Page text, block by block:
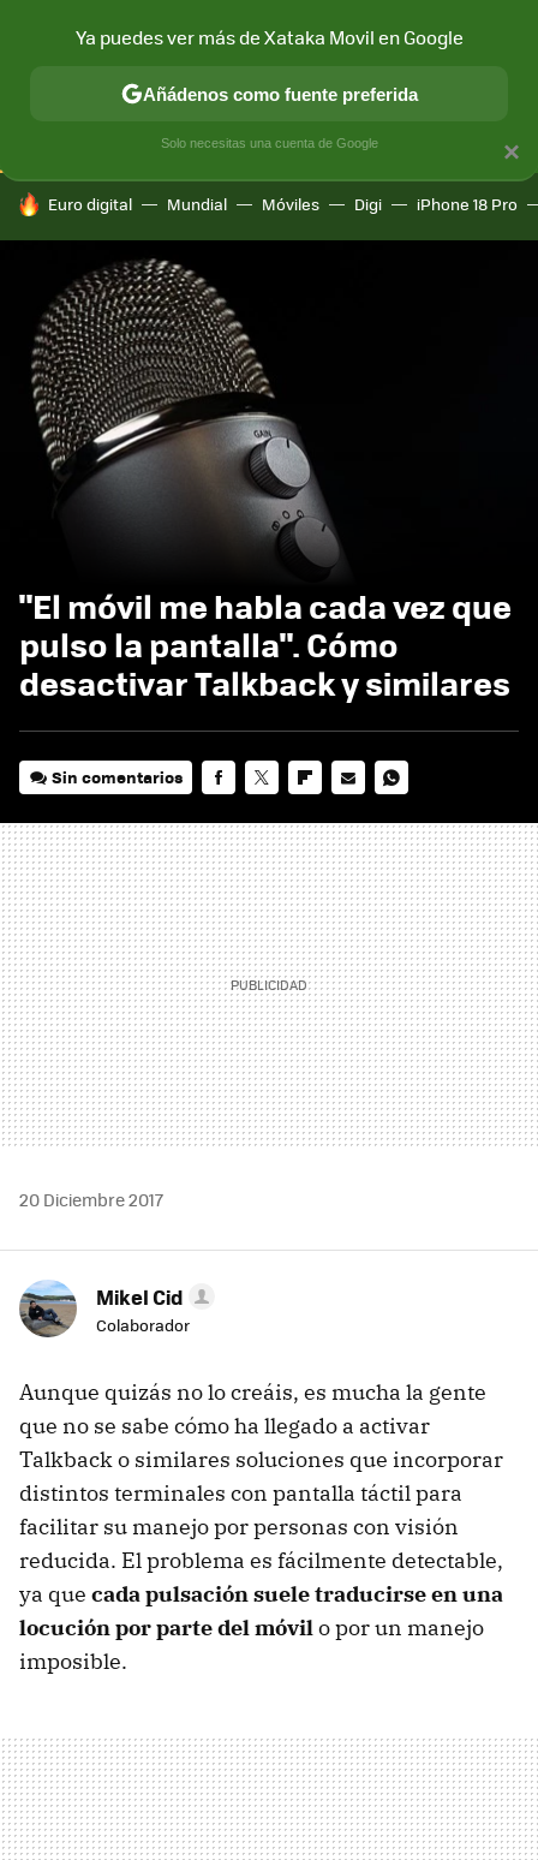
CONECTIVIDAD MÓVIL Y SOCIEDAD APLICACIONES
HOY SE HABLA DE
Euro digital Mundial Móviles Digi iPhone 18 Pro
"El móvil me habla cada vez que
pulso la pantalla". Cómo
desactivar Talkback y similares
Sin comentarios
MAIL
20 Diciembre 2017
Mikel Cid
Colaborador
Aunque quizás no lo creáis, es mucha la gente
que no se sabe cómo ha llegado a activar
Talkback o similares soluciones que incorporar
distintos terminales con pantalla táctil para
facilitar su manejo por personas con visión
reducida. El problema es fácilmente detectable,
ya que cada pulsación suele traducirse en una
locución por parte del móvilo por un manejo
imposible.
×
Ya puedes ver más de Xataka Movil en Google
Añádenos como fuente preferida
Solo necesitas una cuenta de Google